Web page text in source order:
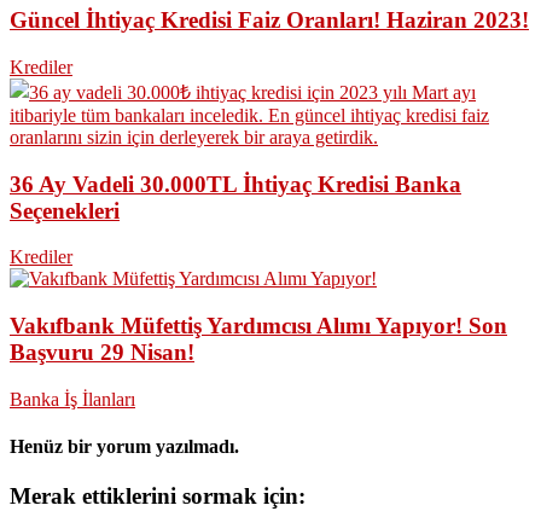
Güncel İhtiyaç Kredisi Faiz Oranları! Haziran 2023!
Krediler
36 Ay Vadeli 30.000TL İhtiyaç Kredisi Banka
Seçenekleri
Krediler
Vakıfbank Müfettiş Yardımcısı Alımı Yapıyor! Son
Başvuru 29 Nisan!
Banka İş İlanları
Henüz bir yorum yazılmadı.
Merak ettiklerini sormak için: